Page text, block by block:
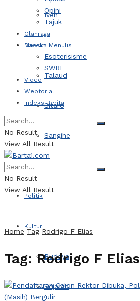
Iven
Daerah
Talaud
Sitaro
Sangihe
Politik
Kultur
Budaya
Sejarah
Opini
Tajuk
Olahraga
Mereka Menulis
Esoterisisme
SWRF
Video
Webtorial
Indeks Berita
No Result
View All Result
No Result
View All Result
Home Tag Rodrigo F Elias
Tag:Rodrigo F Elias